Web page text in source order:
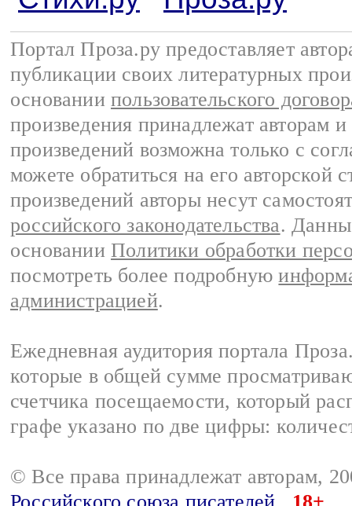
Портал Проза.ру предоставляет
публикации своих литературных
основании пользовательского
произведения принадлежат авторам
произведений возможна только с
можете обратиться на его авторской
произведений авторы несут
российского законодательства.
основании Политики обработки
посмотреть более подробную
администрацией.
Ежедневная аудитория портала
которые в общей сумме
счетчика посещаемости, который
графе указано по две цифры:
© Все права принадлежат авторам,
Российского союза писателей
18+